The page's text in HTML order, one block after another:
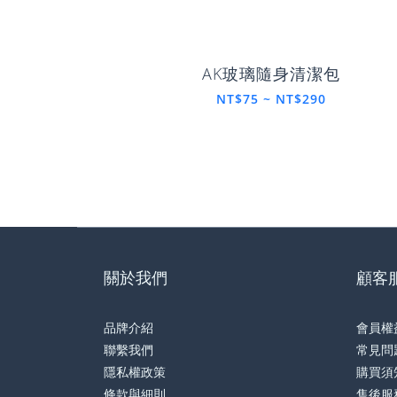
AK玻璃隨身清潔包
NT$75 ~ NT$290
關於我們
品牌介紹
聯繫我們
隱私權政策
顧客
會員權
常見問
購買須